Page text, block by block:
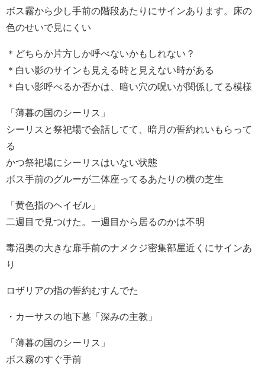
ボス霧から少し手前の階段あたりにサインあります。床の
色のせいで見にくい
＊どちらか片方しか呼べないかもしれない？
＊白い影のサインも見える時と見えない時がある
＊白い影呼べるか否かは、暗い穴の呪いが関係してる模様
「薄暮の国のシーリス」
シーリスと祭祀場で会話してて、暗月の誓約れいもらって
る
かつ祭祀場にシーリスはいない状態
ボス手前のグルーが二体座ってるあたりの横の芝生
「黄色指のヘイゼル」
二週目で見つけた。一週目から居るのかは不明
毒沼奥の大きな扉手前のナメクジ密集部屋近くにサインあ
り
ロザリアの指の誓約むすんでた
・カーサスの地下墓「深みの主教」
「薄暮の国のシーリス」
ボス霧のすぐ手前